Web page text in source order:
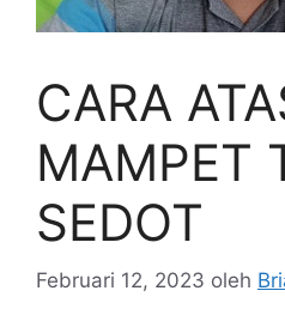
CARA
MAMPET
SEDOT
Februari 12, 2023 oleh